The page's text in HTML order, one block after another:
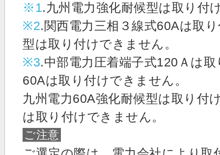
※1.九州電力強化耐候型は取り付
※2.関西電力三相３線式60Aは取
型は取り付けできません。
※3.中部電力圧着端子式120Ａは
60Aは取り付けできません。
九州電力60A強化耐候型は取り付
は取り付けできません。
ご注意